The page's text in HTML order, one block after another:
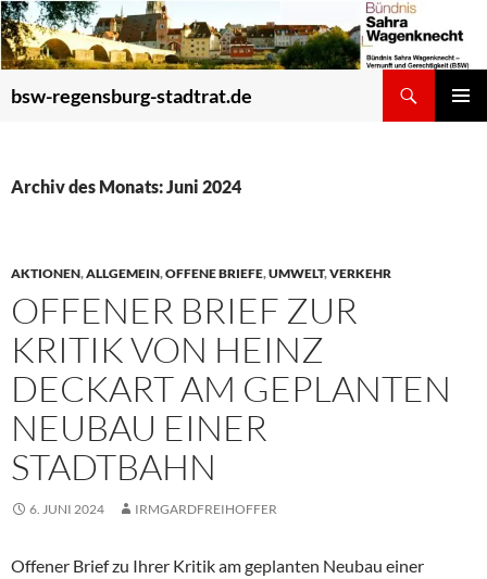
Zum
Inhalt
springen
bsw-regensburg-stadtrat.de
Archiv des Monats: Juni 2024
AKTIONEN,ALLGEMEIN,OFFENE BRIEFE,UMWELT,VERKEHR
OFFENER BRIEF ZUR
KRITIK VON HEINZ
DECKART AM GEPLANTEN
NEUBAU EINER
STADTBAHN
6. JUNI 2024 IRMGARDFREIHOFFER
Offener Brief zu Ihrer Kritik am geplanten Neubau einer